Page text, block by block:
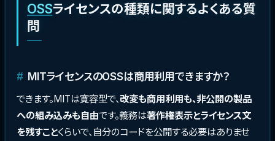
OSSライセンスの種類に関するよくある質
問
MITライセンスのOSSは商用利用できますか？
できます。MITは寛容型で、改変も商用利用も、非公開の製品
への組み込みも自由です。義務は著作権表示とライセンス文
を残すことくらいで、自分のコードを公開する必要はありませ